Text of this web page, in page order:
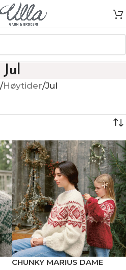
Jul
Høytider Jul
CHUNKY MARIUS DAME